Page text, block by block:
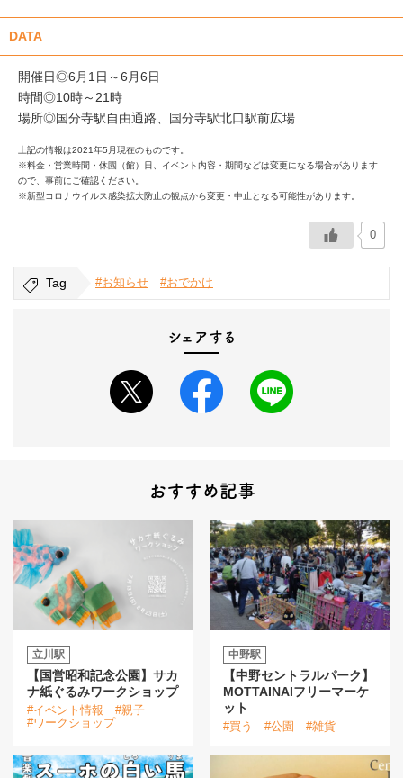
DATA
開催日◎6月1日～6月6日
時間◎10時～21時
場所◎国分寺駅自由通路、国分寺駅北口駅前広場
上記の情報は2021年5月現在のものです。
※料金・営業時間・休園（館）日、イベント内容・期間などは変更になる場合があります
ので、事前にご確認ください。
※新型コロナウイルス感染拡大防止の観点から変更・中止となる可能性があります。
0
Tag #お知らせ #おでかけ
シェアする
おすすめ記事
立川駅
【国営昭和記念公園】サカ
ナ紙ぐるみワークショップ
#イベント情報
#親子
#ワークショップ
中野駅
【中野セントラルパーク】
MOTTAINAIフリーマーケ
ット
#買う #公園 #雑貨